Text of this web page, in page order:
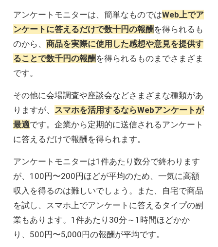
B SNS運用代行 大
ライブ配信 中
B せどり 中
C プログラミング 大
C Webデザイナー
C Webマーケティング
C 動画編集 中
中
C 写真販売
アンケートモニターは、簡単なものではWeb上でア
ンケートに答えるだけで数十円の報酬 を得られるも
のから、 商品を実際に使用した感想や意見を提供す
ることで数千円の報酬 を得られるものまでさまざま
です。
その他に会場調査や座談会などさまざまな種類があ
りますが、
スマホを活用するならWebアンケートが
最適です。企業から定期的に送信されるアンケート
に答えるだけで報酬を得られます。
アンケートモニターは1件あたり数分で終わります
が、100円〜200円ほどが平均のため、一気に高額
収入を得るのは難しいでしょう。また、自宅で商品
を試し、スマホ上でアンケートに答えるタイプの副
業もあります。1件あたり30分～1時間ほどかか
り、500円〜5,000円の報酬が平均です。